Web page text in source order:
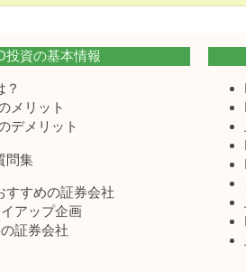
投資の基本情報
？
メリット
デメリット
問集
すすめの証券会社
アップ企画
証券会社